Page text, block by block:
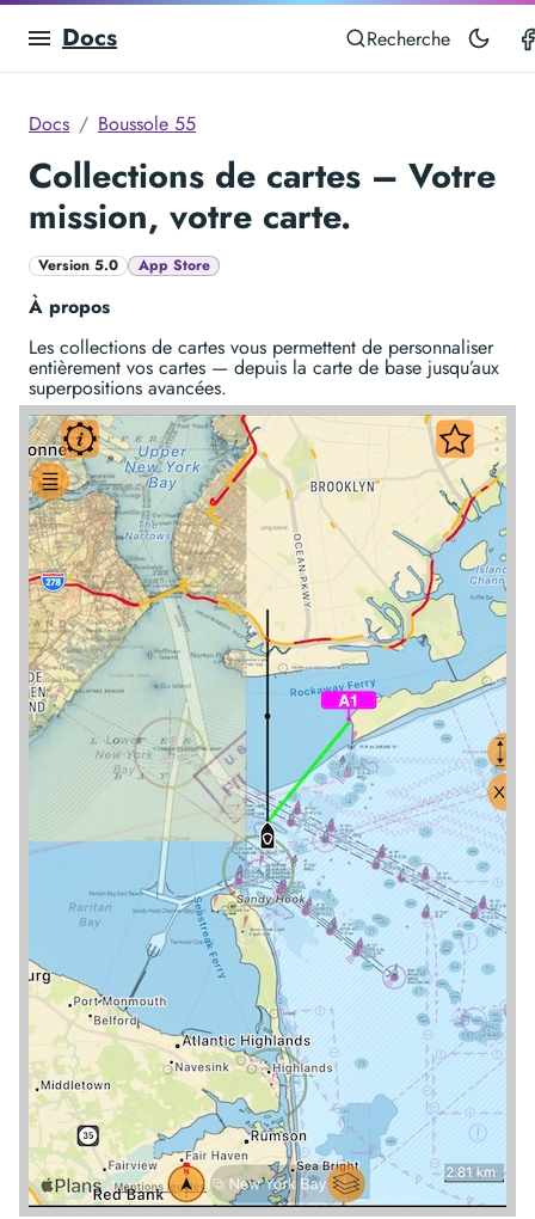
Docs Recherche
Docs Boussole 55
Collections de cartes – Votre
mission, votre carte.
Version 5.0 App Store
À propos
Les collections de cartes vous permettent de personnaliser
entièrement vos cartes — depuis la carte de base jusqu’aux
superpositions avancées.